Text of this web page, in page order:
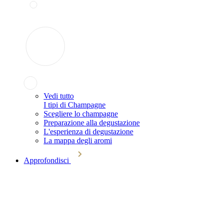
Vedi tutto
I tipi di Champagne
Scegliere lo champagne
Preparazione alla degustazione
L'esperienza di degustazione
La mappa degli aromi
Approfondisci